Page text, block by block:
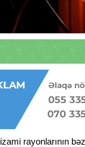
rayonlarının